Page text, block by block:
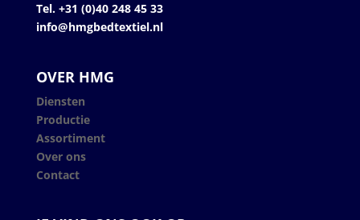
Tel. +31 (0)40 248 45 33
info@hmgbedtextiel.nl
OVER HMG
Diensten
Productie
Assortiment
Over ons
Contact